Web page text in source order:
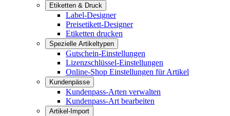
Etiketten & Druck
Label-Designer
Preisetikett-Designer
Etiketten drucken
Spezielle Artikeltypen
Gutschein-Einstellungen
Lizenzschlüssel-Einstellungen
Online-Shop Einstellungen für Artikel
Kundenpässe
Kundenpass-Arten verwalten
Kundenpass-Art bearbeiten
Artikel-Import